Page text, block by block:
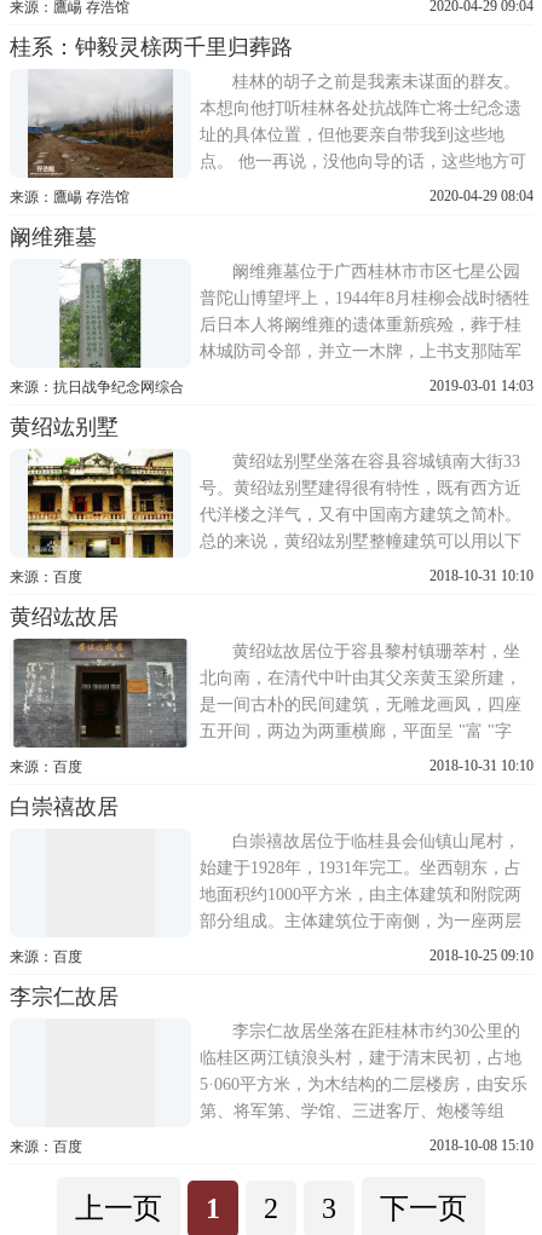
念塔与八百壮士墓仅五分钟路程的月牙楼。
月牙楼位于月牙山下。七星岩位于漓江东
岸，分为月牙山和普陀山
来源：鷹崵 存浩馆 2020-04-29 09:04
桂系：钟毅灵榇两千里归葬路
桂林的胡子之前是我素未谋面的群友。
本想向他打听桂林各处抗战阵亡将士纪念遗
址的具体位置，但他要亲自带我到这些地
点。 他一再说，没他向导的话，这些地方可
就不好找了。 钟毅将军墓在尧山之阳，此地
子驶至泥路无法继续前行。下车后，胡子带
我沿着沟渠行走，三分
来源：鷹崵 存浩馆 2020-04-29 08:04
阚维雍墓
阚维雍墓位于广西桂林市市区七星公园
普陀山博望坪上，1944年8月桂柳会战时牺牲
后日本人将阚维雍的遗体重新殡殓，葬于桂
林城防司令部，并立一木牌，上书支那陆军
阚维雍将军之墓，对其忠勇精神表示钦佩。
业于广州医科学校、广西陆军讲武堂工兵科
和中央陆军大学将官
来源：抗日战争纪念网综合 2019-03-01 14:03
黄绍竑别墅
黄绍竑别墅坐落在容县容城镇南大街33
号。黄绍竑别墅建得很有特性，既有西方近
代洋楼之洋气，又有中国南方建筑之简朴。
总的来说，黄绍竑别墅整幢建筑可以用以下
12个字来概括：庄重大方，优雅别致，颇耐
州、南宁、桂林、柳州，与李宗仁鸣枪相
庆。而别墅落成之际，正是新
来源：百度 2018-10-31 10:10
黄绍竑故居
黄绍竑故居位于容县黎村镇珊萃村，坐
北向南，在清代中叶由其父亲黄玉梁所建，
是一间古朴的民间建筑，无雕龙画凤，四座
五开间，两边为两重横廊，平面呈 "富 "字
形，左边重廊前面设有炮楼，右边也有一较
后座右边也有一较高的建筑物，作为瞭望
台。整幢建筑布局严谨、整齐，颇
来源：百度 2018-10-31 10:10
白崇禧故居
白崇禧故居位于临桂县会仙镇山尾村，
始建于1928年，1931年完工。坐西朝东，占
地面积约1000平方米，由主体建筑和附院两
部分组成。主体建筑位于南侧，为一座两层
楼高的中西混合式砖木结构建筑，两进三开
天井，设计上既禀承了汉文化天人合一的理
念，又表达了四水归堂、肥
来源：百度 2018-10-25 09:10
李宗仁故居
李宗仁故居坐落在距桂林市约30公里的
临桂区两江镇浪头村，建于清末民初，占地
5·060平方米，为木结构的二层楼房，由安乐
第、将军第、学馆、三进客厅、炮楼等组
成，分布有7个院落、13个天井，共有大小厅
故居为李宗仁母亲刘太夫人等家人所长居，
李宗仁在此举行婚礼，并接待蒋介石等大批
来源：百度 2018-10-08 15:10
上一页 1 2 3 下一页